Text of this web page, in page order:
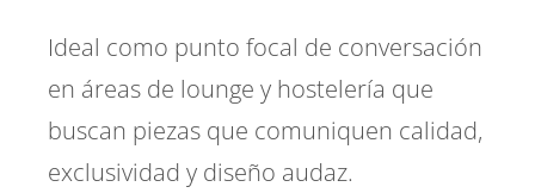
Ideal como punto focal de conversación
en áreas de lounge y hostelería que
buscan piezas que comuniquen calidad,
exclusividad y diseño audaz.